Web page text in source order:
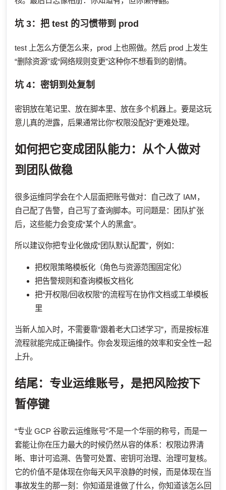
坑 3：把 test 的习惯带到 prod
test 上怎么方便怎么来，prod 上也照做。然后 prod 上发生
“删除资源”或“网络规则变更”这种你不想看到的剧情。
坑 4：密钥到处复制
密钥放在笔记里、放在脚本里、放在多个机器上。要是这玩
意儿真的泄露，后果通常比你“权限没配好”更难处理。
如何把它变成团队能力：从个人做对
到团队做稳
很多运维同学会在个人层面把账号做对：自己改了 IAM，
自己配了告警，自己写了查询脚本。可问题是：团队扩张
后，这些能力会变成“某个人的黑盒”。
所以建议你把专业化做成“团队默认配置”，例如：
把权限策略模板化（角色与资源范围固定化）
把告警规则和查询模板文档化
把“开权限/回收权限”的流程写在协作文档或工单模板
里
当新人加入时，不需要靠“跟着老大口述学习”，而是按标准
流程就能完成正确操作。你会发现运维的效率和安全性一起
上升。
结尾：专业运维账号，是把风险按下
暂停键
“专业 GCP 谷歌云运维账号”不是一个华丽的称号，而是一
套能让你在压力最大的时候仍然从容的体系：权限边界清
晰、审计可追溯、告警可处置、密钥可治理、治理可复核。
它的价值不是体现在你每天风平浪静的时候，而是体现在当
事故发生的那一刻：你知道是谁做了什么，你知道该怎么回